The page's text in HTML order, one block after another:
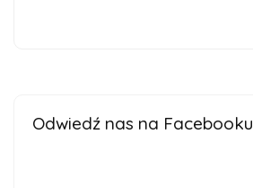
Odwiedź nas na Facebooku